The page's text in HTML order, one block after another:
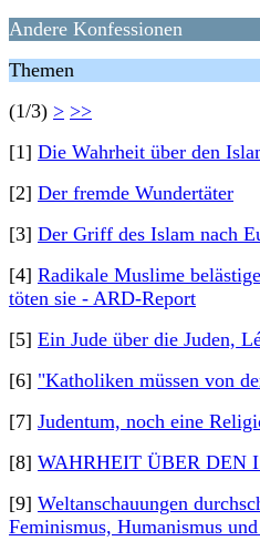
Andere Konfessionen
Themen
(1/3) > >>
[1] Die Wahrheit über den
[2] Der fremde Wundertäter
[3] Der Griff des Islam nach
[4] Radikale Muslime
töten sie - ARD-Report
[5] Ein Jude über die Juden,
[6] "Katholiken müssen von
[7] Judentum, noch eine
[8] WAHRHEIT ÜBER DEN
[9] Weltanschauungen
Feminismus, Humanismus